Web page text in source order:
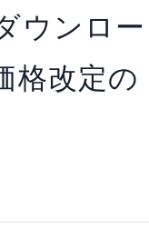
ウンロー
格改定の